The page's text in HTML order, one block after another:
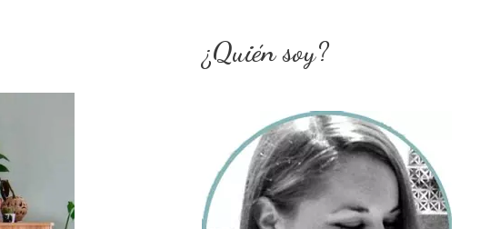
¿Quién soy?